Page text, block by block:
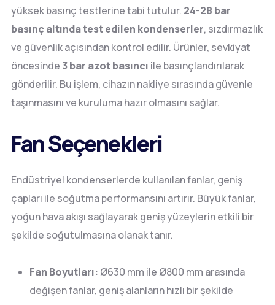
yüksek basınç testlerine tabi tutulur. 24-28 bar
basınç altında test edilen kondenserler, sızdırmazlık
ve güvenlik açısından kontrol edilir. Ürünler, sevkiyat
öncesinde3 bar azot basıncı ile basınçlandırılarak
gönderilir. Bu işlem, cihazın nakliye sırasında güvenle
taşınmasını ve kuruluma hazır olmasını sağlar.
Fan Seçenekleri
Endüstriyel kondenserlerde kullanılan fanlar, geniş
çapları ile soğutma performansını artırır. Büyük fanlar,
yoğun hava akışı sağlayarak geniş yüzeylerin etkili bir
şekilde soğutulmasına olanak tanır.
Fan Boyutları: Ø630 mm ile Ø800 mm arasında
değişen fanlar, geniş alanların hızlı bir şekilde